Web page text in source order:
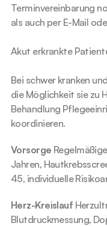
Terminvereinbarung
als auch per E-Mail
Akut erkrankte
Bei schwer kranken
die Möglichkeit sie zu
Behandlung
koordinieren.
Vorsorge
Jahren,
45, individuelle
Herz-Kreislauf
Blutdruckmessung,